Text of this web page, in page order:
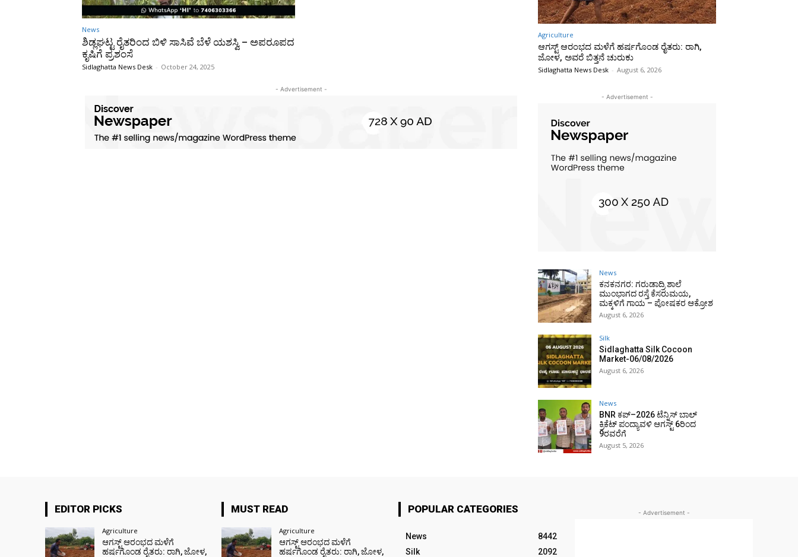
News
ಶಿಡ್ಲಘಟ್ಟ ರೈತರಿಂದ ಬಿಳಿ ಸಾಸಿವೆ ಬೆಳೆ ಯಶಸ್ವಿ – ಅಪರೂಪದ
ಕೃಷಿಗೆ ಪ್ರಶಂಸೆ
Sidlaghatta News Desk - October 24, 2025
- Advertisement -
Agriculture
ಆಗಸ್ಟ್ ಆರಂಭದ ಮಳೆಗೆ ಹರ್ಷಗೊಂಡ ರೈತರು: ರಾಗಿ,
ಜೋಳ, ಅವರೆ ಬಿತ್ತನೆ ಚುರುಕು
Sidlaghatta News Desk - August 6, 2026
- Advertisement -
News
ಕನಕನಗರ: ಗರುಡಾದ್ರಿ ಶಾಲೆ
ಮುಂಭಾಗದ ರಸ್ತೆ ಕೆಸರುಮಯ,
ಮಕ್ಕಳಿಗೆ ಗಾಯ – ಪೋಷಕರ ಆಕ್ರೋಶ
August 6, 2026
Silk
Sidlaghatta Silk Cocoon
Market-06/08/2026
August 6, 2026
News
BNR ಕಪ್–2026 ಟೆನ್ನಿಸ್ ಬಾಲ್
ಕ್ರಿಕೆಟ್ ಪಂದ್ಯಾವಳಿ ಆಗಸ್ಟ್ 6ರಿಂದ
9ರವರೆಗೆ
August 5, 2026
EDITOR PICKS
Agriculture
ಆಗಸ್ಟ್ ಆರಂಭದ ಮಳೆಗೆ
ಹರ್ಷಗೊಂಡ ರೈತರು: ರಾಗಿ, ಜೋಳ,
MUST READ
Agriculture
ಆಗಸ್ಟ್ ಆರಂಭದ ಮಳೆಗೆ
ಹರ್ಷಗೊಂಡ ರೈತರು: ರಾಗಿ, ಜೋಳ,
POPULAR CATEGORIES
News
8442
Silk
2092
- Advertisement -